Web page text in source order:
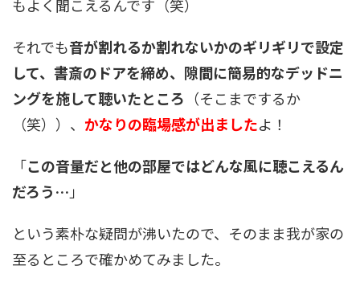
もよく聞こえるんです（笑）
それでも音が割れるか割れないかのギリギリで設定
して、書斎のドアを締め、隙間に簡易的なデッドニ
ングを施して聴いたところ （そこまでするか
（笑））、 かなりの臨場感が出ましたよ！
「この音量だと他の部屋ではどんな風に聴こえるん
だろう… 」
という素朴な疑問が沸いたので、そのまま我が家の
至るところで確かめてみました。